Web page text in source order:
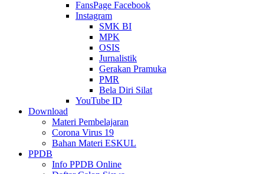
FansPage Facebook
Instagram
SMK BI
MPK
OSIS
Jurnalistik
Gerakan Pramuka
PMR
Bela Diri Silat
YouTube ID
Download
Materi Pembelajaran
Corona Virus 19
Bahan Materi ESKUL
PPDB
Info PPDB Online